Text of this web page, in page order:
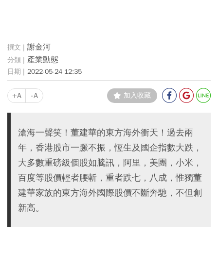
謝金河
產業動態
2022-05-24 12:35
+A -A 加入收藏
滄海一聲笑！董建華的東方海外衝天！過去兩
年，香港股市一蹶不振，恆生及國企指數大跌，
大多數重磅級個股如騰訊，阿里，美團，小米，
百度等股價輕者腰斬，重者跌七，八成，惟獨董
建華家族的東方海外國際股價不斷奔馳，不但創
新高。